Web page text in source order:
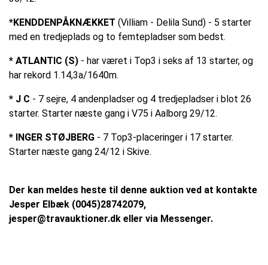
*KENDDENPÅKNÆKKET (Villiam - Delila Sund) - 5 starter
med en tredjeplads og to femtepladser som bedst.
* ATLANTIC (S) - har været i Top3 i seks af 13 starter, og
har rekord 1.14,3a/1640m.
* J C - 7 sejre, 4 andenpladser og 4 tredjepladser i blot 26
starter. Starter næste gang i V75 i Aalborg 29/12.
* INGER STØJBERG - 7 Top3-placeringer i 17 starter.
Starter næste gang 24/12 i Skive.
Der kan meldes heste til denne auktion ved at kontakte
Jesper Elbæk (0045)28742079,
jesper@travauktioner.dk eller via Messenger.